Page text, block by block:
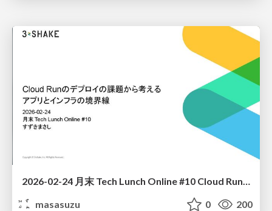
2026-02-24 月末 Tech Lunch Online #10 Cloud Runのデプロイの課題から考えるアプリとインフラの境界線
masasuzu
0 200